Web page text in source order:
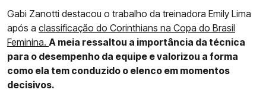
Gabi Zanotti destacou o trabalho da treinadora Emily Lima
após a classificação do Corinthians na Copa do Brasil
Feminina. A meia ressaltou a importância da técnica
para o desempenho da equipe e valorizou a forma
como ela tem conduzido o elenco em momentos
decisivos.